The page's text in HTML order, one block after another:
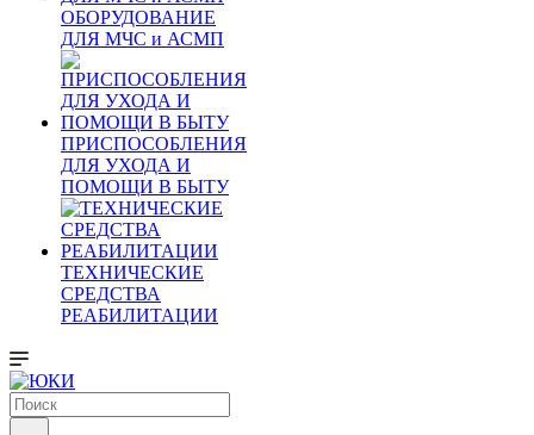
ОБОРУДОВАНИЕ
ДЛЯ МЧС и АСМП
ПРИСПОСОБЛЕНИЯ
ДЛЯ УХОДА И
ПОМОЩИ В БЫТУ
ТЕХНИЧЕСКИЕ
СРЕДСТВА
РЕАБИЛИТАЦИИ